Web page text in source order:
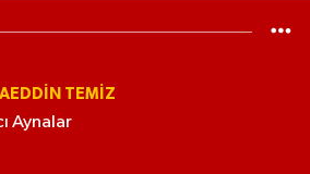
TEMIZ
Aynalar